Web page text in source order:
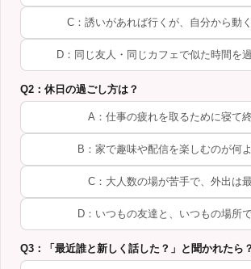
C：誘いがあれば行くが、自分から動
D：同じ友人・同じカフェで似た時間を
Q2：休日の過ごし方は？
A：仕事の疲れを取るために寝て
B：家で趣味や配信を楽しむのが何
C：大人数の場が苦手で、外出は
D：いつもの友達と、いつもの場所
Q3：「最近誰と新しく話した？」と聞かれたら？